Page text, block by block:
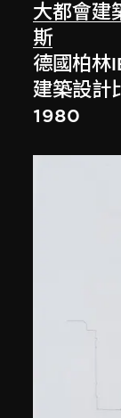
大都會建
斯
德國柏林
建築設計
1980